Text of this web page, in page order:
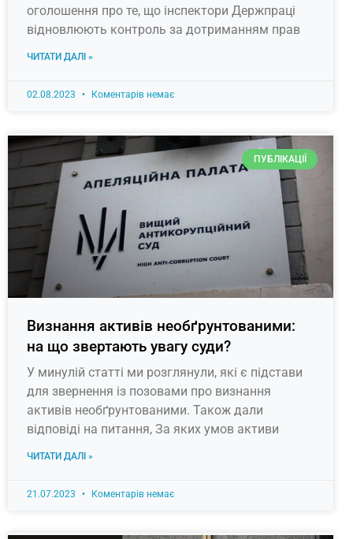
оголошення про те, що інспектори Держпраці
відновлюють контроль за дотриманням прав
ЧИТАТИ ДАЛІ »
02.08.2023 Коментарів немає
ПУБЛІКАЦІЇ
Визнання активів необґрунтованими:
на що звертають увагу суди?
У минулій статті ми розглянули, які є підстави
для звернення із позовами про визнання
активів необґрунтованими. Також дали
відповіді на питання, За яких умов активи
ЧИТАТИ ДАЛІ »
21.07.2023 Коментарів немає